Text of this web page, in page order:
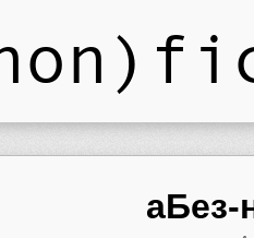
aБез-